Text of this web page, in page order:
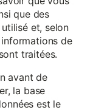
que des
et, selon
de
traitées.
avant de
la base
est le